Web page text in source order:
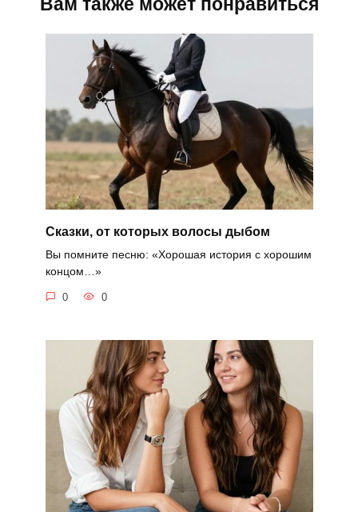
Сказки, от которых волосы дыбом
Вы помните песню: «Хорошая история с хорошим
концом…»
0 0